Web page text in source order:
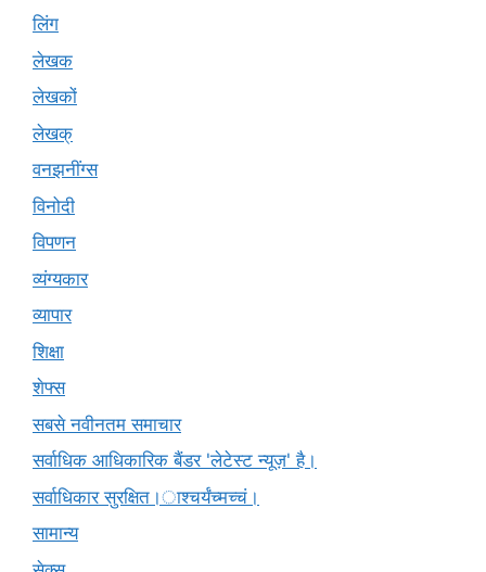
लिंग
लेखक
लेखकों
लेखक्
वनझनींग्स
विनोदी
विपणन
व्यंग्यकार
व्यापार
शिक्षा
शेफ्स
सबसे नवीनतम समाचार
सर्वाधिक आधिकारिक बैंडर 'लेटेस्ट न्यूज़' है।
सर्वाधिकार सुरक्षित।ाश्चर्यंच्मच्चं।
सामान्य